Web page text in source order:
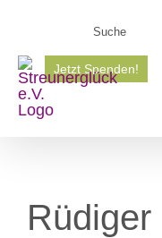
springen
Jetzt Spenden!
Rüdiger